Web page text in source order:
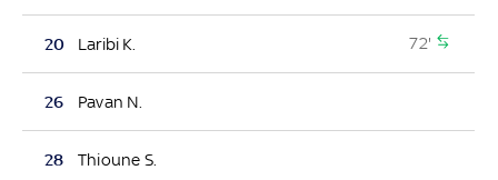
20 Laribi K. 72'
26 Pavan N.
28 Thioune S.